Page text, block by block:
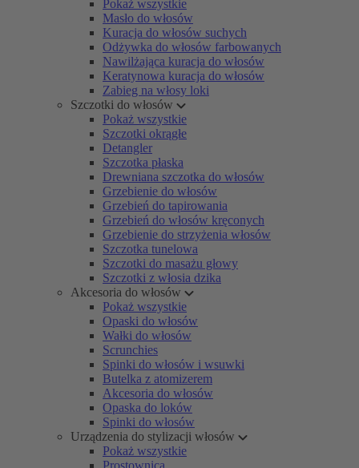
Pokaż wszystkie
Masło do włosów
Kuracja do włosów suchych
Odżywka do włosów farbowanych
Nawilżająca kuracja do włosów
Keratynowa kuracja do włosów
Zabieg na włosy loki
Szczotki do włosów
Pokaż wszystkie
Szczotki okrągłe
Detangler
Szczotka płaska
Drewniana szczotka do włosów
Grzebienie do włosów
Grzebień do tapirowania
Grzebień do włosów kręconych
Grzebienie do strzyżenia włosów
Szczotka tunelowa
Szczotki do masażu głowy
Szczotki z włosia dzika
Akcesoria do włosów
Pokaż wszystkie
Opaski do włosów
Wałki do włosów
Scrunchies
Spinki do włosów i wsuwki
Butelka z atomizerem
Akcesoria do włosów
Opaska do loków
Spinki do włosów
Urządzenia do stylizacji włosów
Pokaż wszystkie
Prostownica